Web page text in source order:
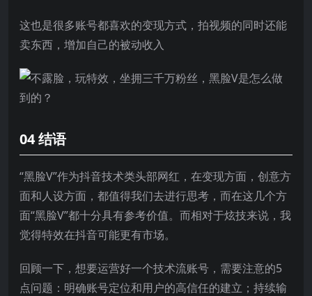
这也是很多账号都喜欢的变现方式，拍视频的同时还能
卖东西，增加自己的被动收入
04 结语
“黑脸V”作为抖音技术类头部网红，在变现方面，创意方
面和人设方面，都值得我们去进行思考，而在这几个方
面“黑脸V”都十分具有参考价值。而相对于炫技来说，我
觉得特效在抖音可能更有市场。
回顾一下，想要运营好一个技术流账号，需要注意的5
点问题：明确账号定位和用户的高信任的建立；持续输